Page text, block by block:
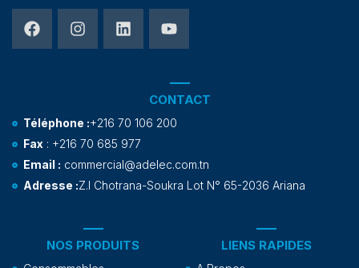
NOS PRODUITS LIENS RAPIDES
CONTACT
Téléphone :+216 70 106 200
Fax : +216 70 685 977
Email : commercial@adelec.com.tn
Adresse :Z.I Chotrana-Soukra Lot N° 65-2036 Ariana